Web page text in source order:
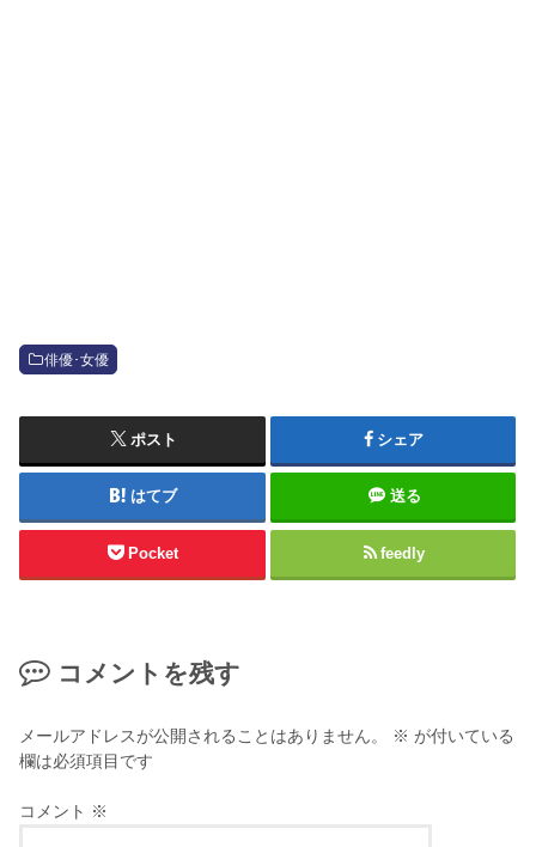
俳優･女優
ポスト シェア
はてブ 送る
Pocket feedly
コメントを残す
メールアドレスが公開されることはありません。 ※ が付いている
欄は必須項目です
コメント ※